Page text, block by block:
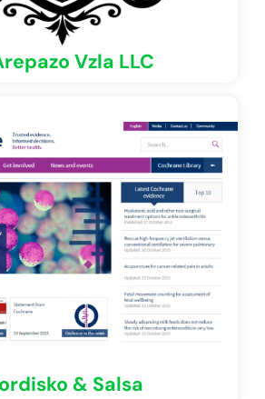
Vzla LLC
& Salsa